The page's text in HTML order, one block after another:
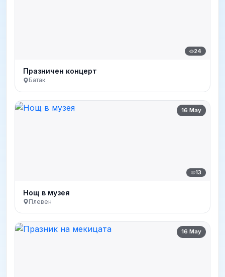
24
Празничен концерт
Батак
16 May
13
Нощ в музея
Плевен
16 May